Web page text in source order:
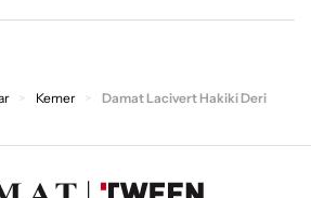
Kemer
Damat Lacivert Hakiki Deri